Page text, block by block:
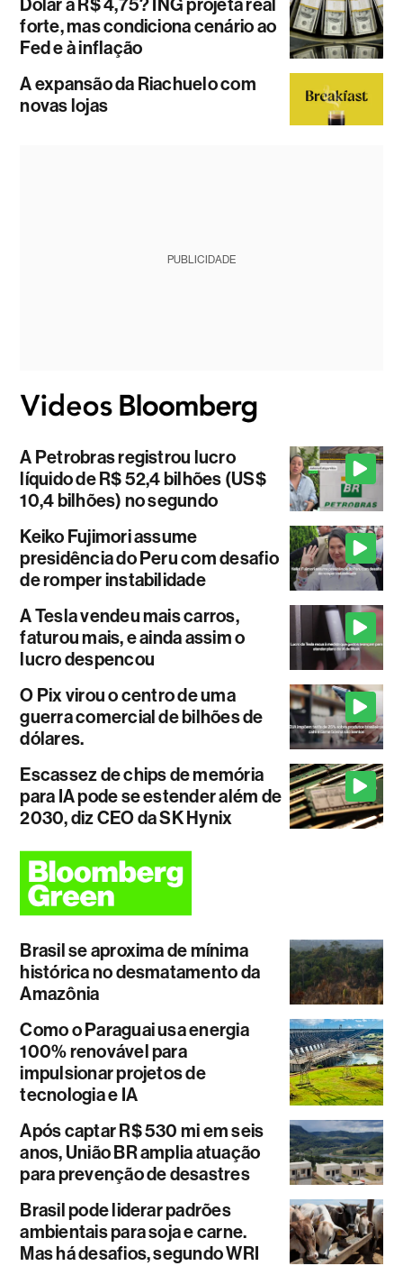
forte, mas condiciona cenário ao
Fed e à inflação
A expansão da Riachuelo com
novas lojas
PUBLICIDADE
A Petrobras registrou lucro
líquido de R$ 52,4 bilhões (US$
10,4 bilhões) no segundo
Keiko Fujimori assume
presidência do Peru com desafio
de romper instabilidade
A Tesla vendeu mais carros,
faturou mais, e ainda assim o
lucro despencou
O Pix virou o centro de uma
guerra comercial de bilhões de
dólares.
Escassez de chips de memória
para IA pode se estender além de
2030, diz CEO da SK Hynix
Brasil se aproxima de mínima
histórica no desmatamento da
Amazônia
Como o Paraguai usa energia
100% renovável para
impulsionar projetos de
tecnologia e IA
Após captar R$ 530 mi em seis
anos, União BR amplia atuação
para prevenção de desastres
Brasil pode liderar padrões
ambientais para soja e carne.
Mas há desafios, segundo WRI